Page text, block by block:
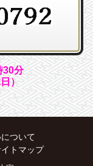
30分
）
ついて
トマップ